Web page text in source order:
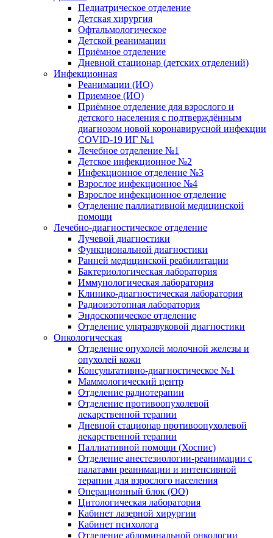
Педиатрическое отделение
Детская хирургия
Офтальмологическое
Детской реанимации
Приёмное отделение
Дневной стационар (детских отделений)
Инфекционная
Реанимации (ИО)
Приемное (ИО)
Приёмное отделение для взрослого и
детского населения с подтверждённым
диагнозом новой коронавирусной инфекции
COVID-19 ИГ №1
Лечебное отделение №1
Детское инфекционное №2
Инфекционное отделение №3
Взрослое инфекционное №4
Взрослое инфекционное отделение
Отделение паллиативной медицинской
помощи
Лечебно-диагностическое отделение
Лучевой диагностики
Функциональной диагностики
Ранней медицинской реабилитации
Бактериологическая лаборатория
Иммунологическая лаборатория
Клинико-диагностическая лаборатория
Радиоизотопная лаборатория
Эндоскопическое отделение
Отделение ультразвуковой диагностики
Онкологическая
Отделение опухолей молочной железы и
опухолей кожи
Консультативно-диагностическое №1
Маммологический центр
Отделение радиотерапии
Отделение противоопухолевой
лекарственной терапии
Дневной стационар противоопухолевой
лекарственной терапии
Паллиативной помощи (Хоспис)
Отделение анестезиологии-реанимации с
палатами реанимации и интенсивной
терапии для взрослого населения
Операционный блок (ОО)
Цитологическая лаборатория
Кабинет лазерной хирургии
Кабинет психолога
Отделение абдоминальной онкологии